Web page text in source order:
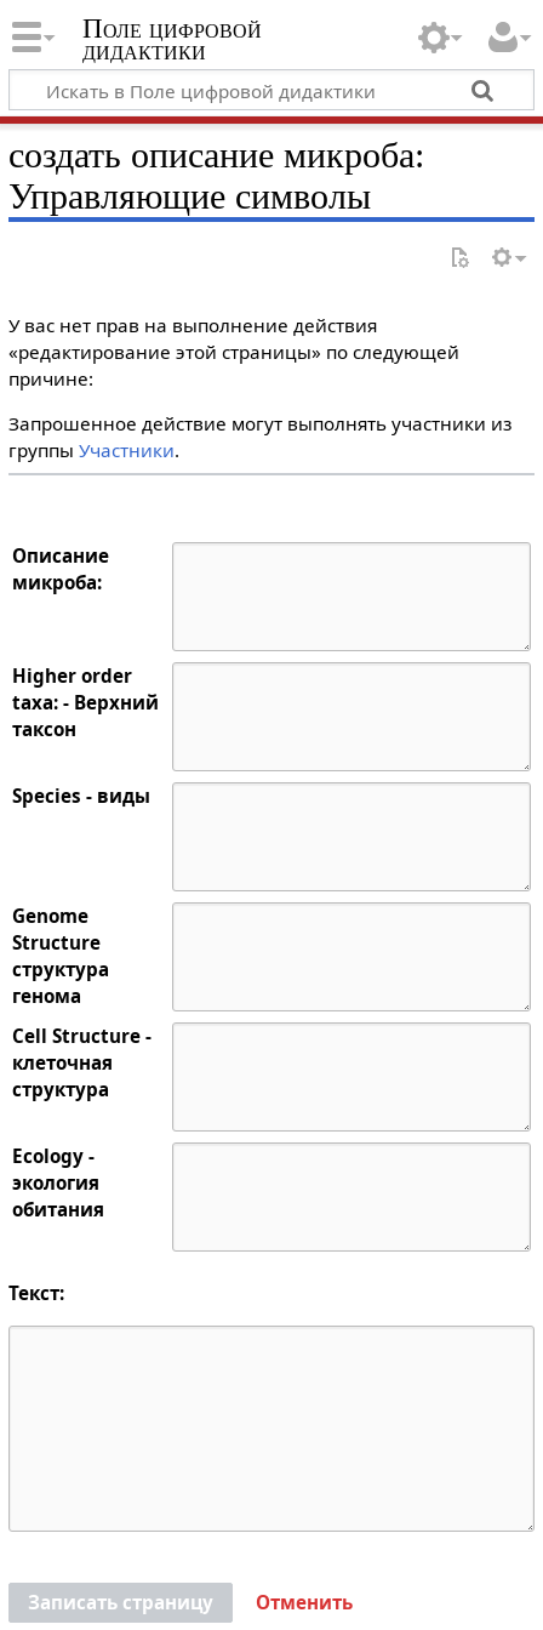
Поле цифровой
дидактики
создать описание микроба:
Управляющие символы
У вас нет прав на выполнение действия
«редактирование этой страницы» по следующей
причине:
Запрошенное действие могут выполнять участники из
группы Участники.
Описание
микроба:
Higher order
taxa: - Верхний
таксон
Species - виды
Genome
Structure
структура
генома
Cell Structure -
клеточная
структура
Ecology -
экология
обитания
Текст:
Записать страницу Отменить